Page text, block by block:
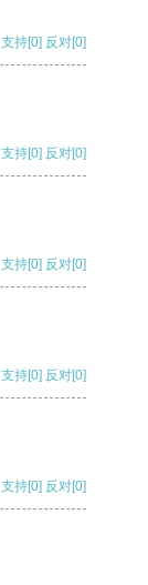
支持[0] 反对[0]
支持[0] 反对[0]
支持[0] 反对[0]
支持[0] 反对[0]
支持[0] 反对[0]